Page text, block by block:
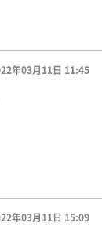
年03月11日 11:45
年03月11日 15:09